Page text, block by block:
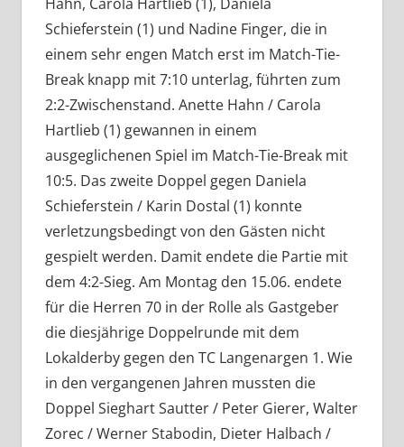
Schieferstein (1) und Nadine Finger, die in
einem sehr engen Match erst im Match-Tie-
Break knapp mit 7:10 unterlag, führten zum
2:2-Zwischenstand. Anette Hahn / Carola
Hartlieb (1) gewannen in einem
ausgeglichenen Spiel im Match-Tie-Break mit
10:5. Das zweite Doppel gegen Daniela
Schieferstein / Karin Dostal (1) konnte
verletzungsbedingt von den Gästen nicht
gespielt werden. Damit endete die Partie mit
dem 4:2-Sieg. Am Montag den 15.06. endete
für die Herren 70 in der Rolle als Gastgeber
die diesjährige Doppelrunde mit dem
Lokalderby gegen den TC Langenargen 1. Wie
in den vergangenen Jahren mussten die
Doppel Sieghart Sautter / Peter Gierer, Walter
Zorec / Werner Stabodin, Dieter Halbach /